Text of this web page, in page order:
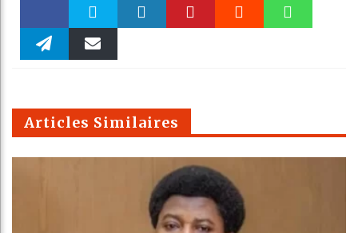
Faceboo Twitter
m
Articles Similaires